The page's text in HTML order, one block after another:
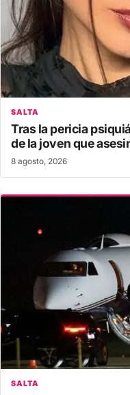
SALTA
Tras la pericia
de la joven que
8 agosto, 2026
SALTA